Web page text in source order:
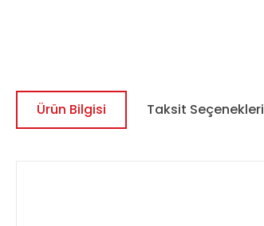
Ürün Bilgisi Taksit Seçenekleri